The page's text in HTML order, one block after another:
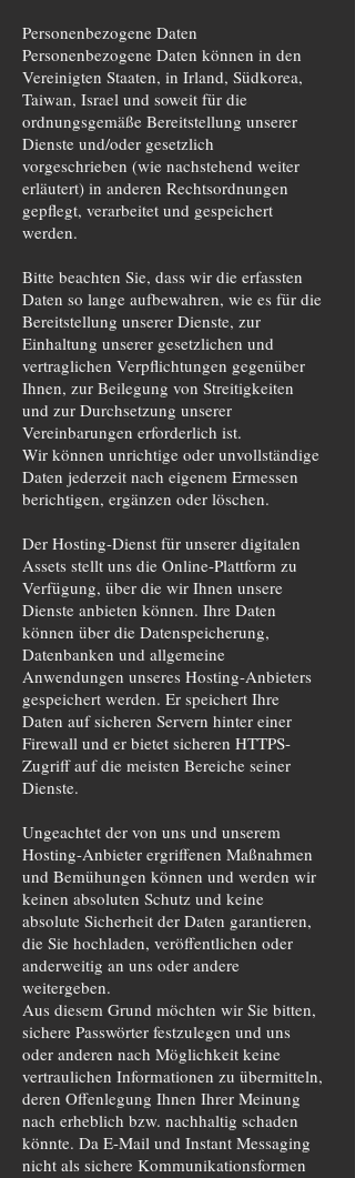
Personenbezogene Daten
Personenbezogene Daten können in den
Vereinigten Staaten, in Irland, Südkorea,
Taiwan, Israel und soweit für die
ordnungsgemäße Bereitstellung unserer
Dienste und/oder gesetzlich
vorgeschrieben (wie nachstehend weiter
erläutert) in anderen Rechtsordnungen
gepflegt, verarbeitet und gespeichert
werden.
Bitte beachten Sie, dass wir die erfassten
Daten so lange aufbewahren, wie es für die
Bereitstellung unserer Dienste, zur
Einhaltung unserer gesetzlichen und
vertraglichen Verpflichtungen gegenüber
Ihnen, zur Beilegung von Streitigkeiten
und zur Durchsetzung unserer
Vereinbarungen erforderlich ist.
Wir können unrichtige oder unvollständige
Daten jederzeit nach eigenem Ermessen
berichtigen, ergänzen oder löschen.
Der Hosting-Dienst für unserer digitalen
Assets stellt uns die Online-Plattform zu
Verfügung, über die wir Ihnen unsere
Dienste anbieten können. Ihre Daten
können über die Datenspeicherung,
Datenbanken und allgemeine
Anwendungen unseres Hosting-Anbieters
gespeichert werden. Er speichert Ihre
Daten auf sicheren Servern hinter einer
Firewall und er bietet sicheren HTTPS-
Zugriff auf die meisten Bereiche seiner
Dienste.
Ungeachtet der von uns und unserem
Hosting-Anbieter ergriffenen Maßnahmen
und Bemühungen können und werden wir
keinen absoluten Schutz und keine
absolute Sicherheit der Daten garantieren,
die Sie hochladen, veröffentlichen oder
anderweitig an uns oder andere
weitergeben.
Aus diesem Grund möchten wir Sie bitten,
sichere Passwörter festzulegen und uns
oder anderen nach Möglichkeit keine
vertraulichen Informationen zu übermitteln,
deren Offenlegung Ihnen Ihrer Meinung
nach erheblich bzw. nachhaltig schaden
könnte. Da E-Mail und Instant Messaging
nicht als sichere Kommunikationsformen